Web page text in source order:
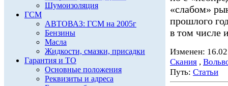
Шумоизоляция
ГСМ
АВТОВАЗ: ГСМ на 2005г
Бензины
Масла
Жидкости, смазки, присадки
Гарантия и ТО
Основные положения
Реквизиты и адреса
«слабом»
прошлого
в том числе
Изменен:
Скания ,
Путь: Статьи